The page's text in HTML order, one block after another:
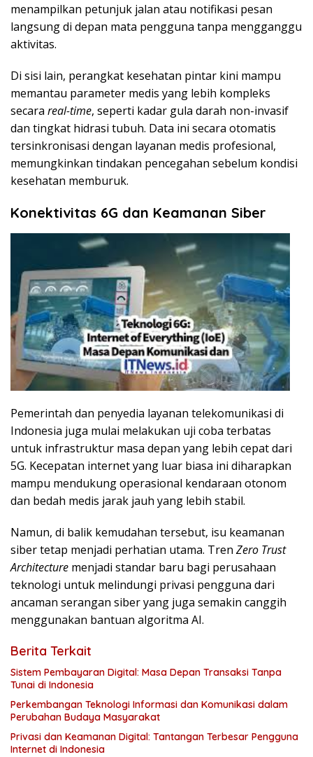
menampilkan petunjuk jalan atau notifikasi pesan
langsung di depan mata pengguna tanpa mengganggu
aktivitas.
Di sisi lain, perangkat kesehatan pintar kini mampu
memantau parameter medis yang lebih kompleks
secara real-time, seperti kadar gula darah non-invasif
dan tingkat hidrasi tubuh. Data ini secara otomatis
tersinkronisasi dengan layanan medis profesional,
memungkinkan tindakan pencegahan sebelum kondisi
kesehatan memburuk.
Konektivitas 6G dan Keamanan Siber
Pemerintah dan penyedia layanan telekomunikasi di
Indonesia juga mulai melakukan uji coba terbatas
untuk infrastruktur masa depan yang lebih cepat dari
5G. Kecepatan internet yang luar biasa ini diharapkan
mampu mendukung operasional kendaraan otonom
dan bedah medis jarak jauh yang lebih stabil.
Namun, di balik kemudahan tersebut, isu keamanan
siber tetap menjadi perhatian utama. Tren Zero Trust
Architecture menjadi standar baru bagi perusahaan
teknologi untuk melindungi privasi pengguna dari
ancaman serangan siber yang juga semakin canggih
menggunakan bantuan algoritma AI.
Berita Terkait
Sistem Pembayaran Digital: Masa Depan Transaksi Tanpa
Tunai di Indonesia
Perkembangan Teknologi Informasi dan Komunikasi dalam
Perubahan Budaya Masyarakat
Privasi dan Keamanan Digital: Tantangan Terbesar Pengguna
Internet di Indonesia